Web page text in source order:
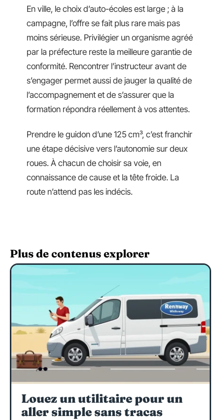
En ville, le choix d’auto-écoles est large ; à la
campagne, l’offre se fait plus rare mais pas
moins sérieuse. Privilégier un organisme agréé
par la préfecture reste la meilleure garantie de
conformité. Rencontrer l’instructeur avant de
s’engager permet aussi de jauger la qualité de
l’accompagnement et de s’assurer que la
formation répondra réellement à vos attentes.
Prendre le guidon d’une 125 cm³, c’est franchir
une étape décisive vers l’autonomie sur deux
roues. À chacun de choisir sa voie, en
connaissance de cause et la tête froide. La
route n’attend pas les indécis.
Plus de contenus explorer
Louez un utilitaire pour un
aller simple sans tracas